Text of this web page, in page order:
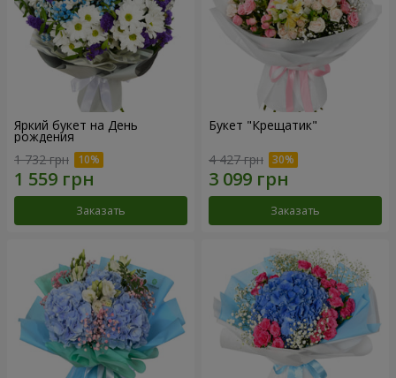
Яркий букет на День
рождения
1 732 грн
Заказать
Букет "Крещатик"
4 427 грн
Заказать